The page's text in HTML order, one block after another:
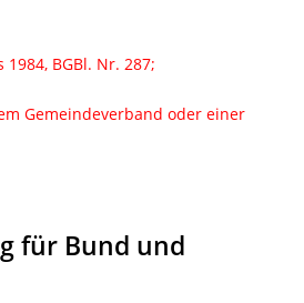
BGBl. Nr. 287;
Gemeindeverband oder einer
für Bund und